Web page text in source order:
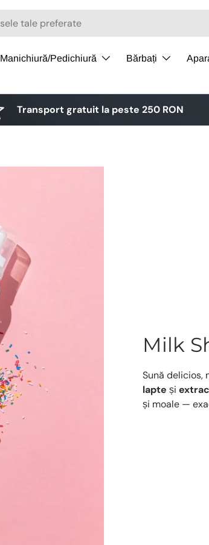
Manichiură/Pedichiură Bărbați
Transport gratuit la peste 250 RON
Milk
Sună delicios,
lapte și
și moale —